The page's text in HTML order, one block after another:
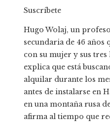
Suscríbete
Hugo Wolaj, un
secundaria de 46 años
con su mujer y sus tres
explica que está
alquilar durante los
antes de instalarse en
en una montaña rusa
afirma al tiempo que